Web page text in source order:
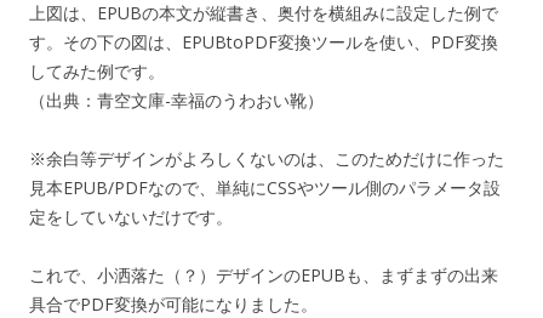
上図は、EPUBの本文が縦書き、奥付を横組みに設定した例で
す。その下の図は、EPUBtoPDF変換ツールを使い、PDF変換
してみた例です。
（出典：青空文庫-幸福のうわおい靴）
※余白等デザインがよろしくないのは、このためだけに作った
見本EPUB/PDFなので、単純にCSSやツール側のパラメータ設
定をしていないだけです。
これで、小洒落た（？）デザインのEPUBも、まずまずの出来
具合でPDF変換が可能になりました。